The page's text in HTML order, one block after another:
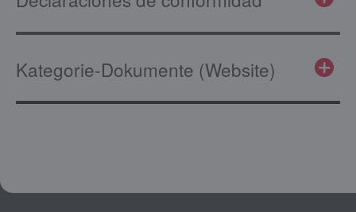
Kategorie-Dokumente (Website)